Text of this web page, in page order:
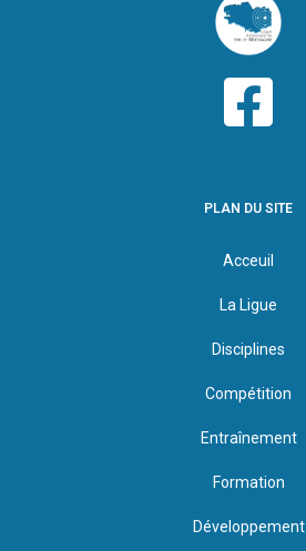
PLAN DU SITE
Acceuil
La Ligue
Disciplines
Compétition
Entraînement
Formation
Développement